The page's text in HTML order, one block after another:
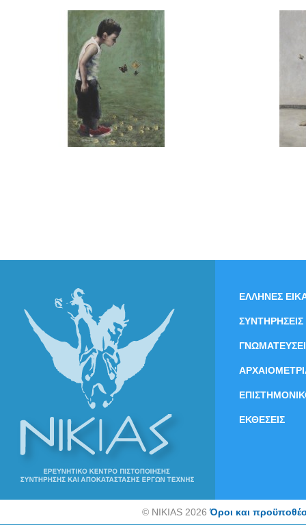
ΕΛΛΗΝΕΣ
ΣΥΝΤΗΡΗΣΕΙΣ
ΕΚΘΕΣΕΙΣ
©NIKIAS 2026Όροι και